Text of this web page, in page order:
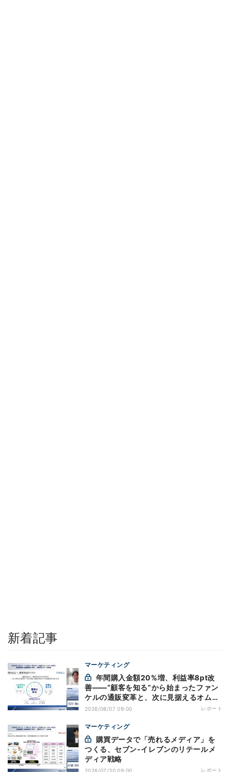
新着記事
マーケティング
善——“顧客を知る”から始まったファン
ケルの通販変革と、次に見据えるオムニ
チャネル
2026/08/07 09:00 レポート
マーケティング
つくる、セブン-イレブンのリテールメ
ディア戦略
2026/07/30 09:00 レポート